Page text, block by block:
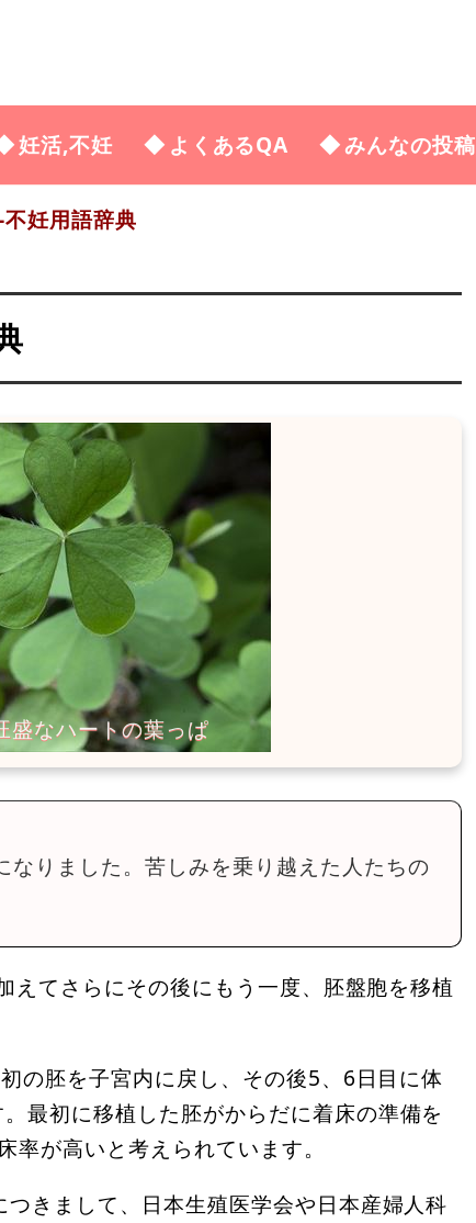
妊活,不妊 よくあるQA みんなの投稿
妊用語辞典
なりました。苦しみを乗り越えた人たちの
えてさらにその後にもう一度、胚盤胞を移植
の胚を子宮内に戻し、その後5、6日目に体
最初に移植した胚がからだに着床の準備を
が高いと考えられています。
きまして、日本生殖医学会や日本産婦人科